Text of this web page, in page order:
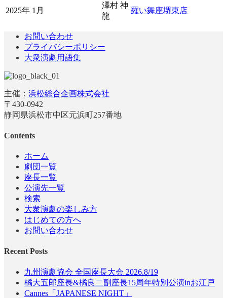
2025年 1月
澤村 神
龍
羅い舞座堺東店
お問い合わせ
プライバシーポリシー
大衆演劇用語集
主催： 浜松総合企画株式会社
〒430-0942
静岡県浜松市中区元浜町257番地
Contents
ホーム
劇団一覧
座長一覧
公演先一覧
検索
大衆演劇の楽しみ方
はじめての方へ
お問い合わせ
Recent Posts
九州演劇協会 全国座長大会 2026.8/19
橘大五郎座長&橘良二副座長15周年特別公演inお江戸
Cannes「JAPANESE NIGHT」